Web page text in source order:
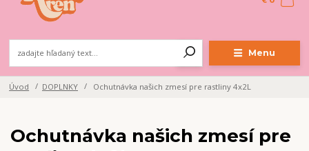
Menu
Úvod DOPLNKY Ochutnávka našich zmesí pre rastliny 4x2L
Ochutnávka našich zmesí pre